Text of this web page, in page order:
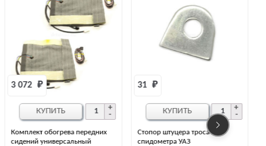
Стопор штуцера троса
спидометра УАЗ
31 ₽
КУПИТЬ
Накидка для обогрева сиденья и
спинки УАЗ Патриот, Хантер
1 477
КУПИТЬ